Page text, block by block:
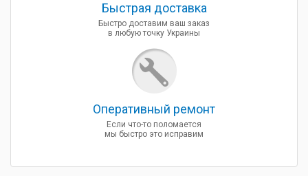
Быcтрая доставка
Быстро доставим ваш заказ
в любую точку Украины
Оперативный ремонт
Если что-то поломается
мы быстро это исправим